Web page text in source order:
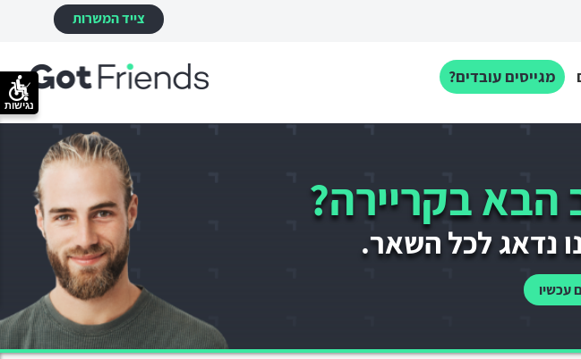
צייד המשרות
מגייסים עובדים?
בקריירה?
נדאג לכל השאר.
עכשיו
נגישות